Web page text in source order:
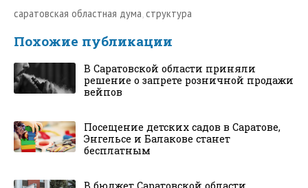
саратовская областная дума, структура
Похожие публикации
В Саратовской области приняли
решение о запрете розничной продажи
вейпов
Посещение детских садов в Саратове,
Энгельсе и Балакове станет
бесплатным